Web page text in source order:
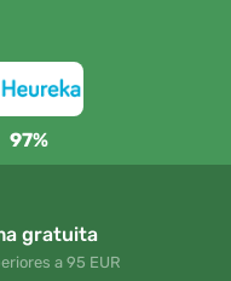
97%
gratuita
a 95 EUR